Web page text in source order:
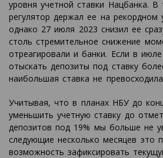
уровня учетной ставки Нацбанка. В
регулятор держал ее на рекордном
однако 27 июля 2023 снизил ее
столь стремительное снижение
отреагировали и банки. Если в
отыскать депозиты под ставку
наибольшая ставка не
Учитывая, что в планах НБУ до
уменьшить учетную ставку до
депозитов под 19% мы больше не
следующие несколько месяцев это
возможность зафиксировать